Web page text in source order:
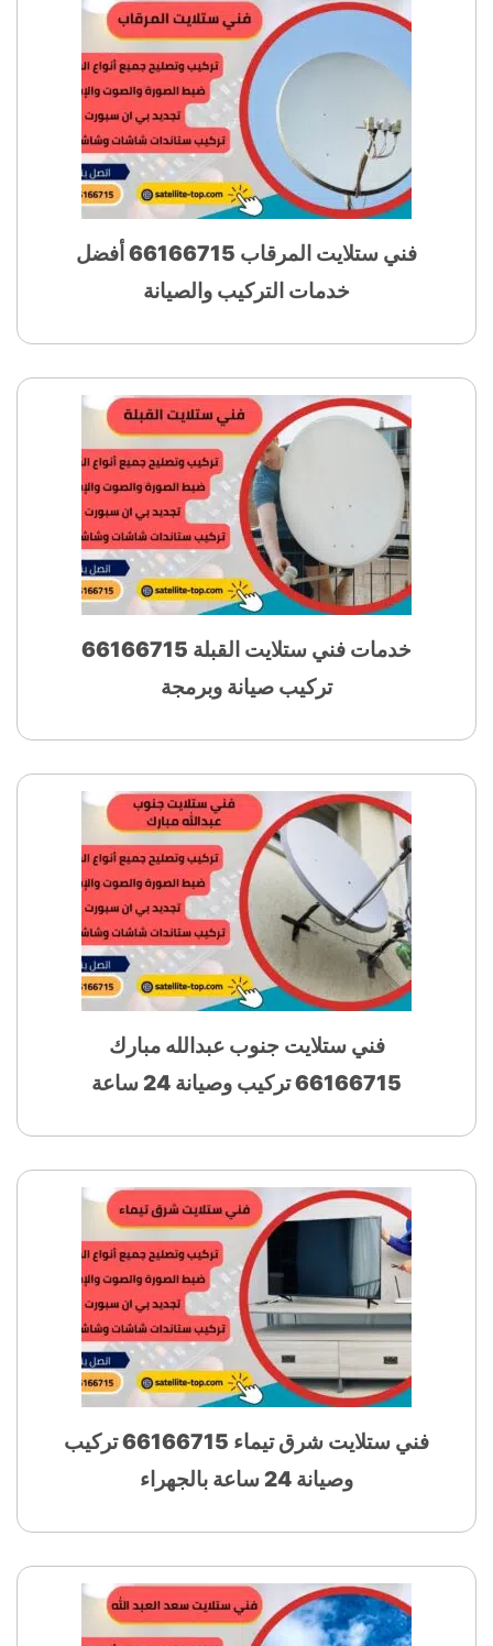
فني ستلايت المرقاب 66166715 أفضل
خدمات التركيب والصيانة
خدمات فني ستلايت القبلة 66166715
تركيب صيانة وبرمجة
فني ستلايت جنوب عبدالله مبارك
66166715 تركيب وصيانة 24 ساعة
فني ستلايت شرق تيماء 66166715 تركيب
وصيانة 24 ساعة بالجهراء